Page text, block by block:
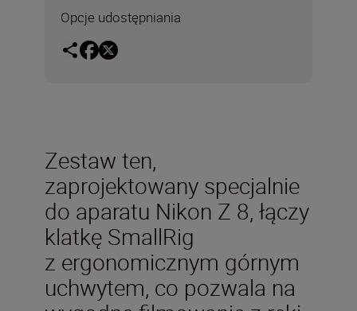
Opcje udostępniania
Zestaw ten,
zaprojektowany specjalnie
do aparatu Nikon Z 8, łączy
klatkę SmallRig
z ergonomicznym górnym
uchwytem, co pozwala na